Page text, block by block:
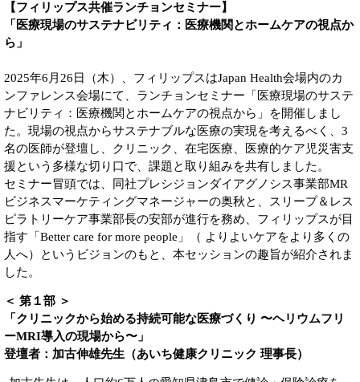
【フィリップス共催ランチョンセミナー】
「医療現場のサステナビリティ：医療機関とホームケアの視点か
ら」
2025年6月26日（木）、フィリップスはJapan Health会場内のカ
ンファレンス会場にて、ランチョンセミナー「医療現場のサステ
ナビリティ：医療機関とホームケアの視点から」を開催しまし
た。現場の視点からサステナブルな医療の実現を考えるべく、3
名の医師が登壇し、クリニック、在宅医療、医療的ケア児災害支
援という多様な切り口で、課題と取り組みを共有しました。
セミナー冒頭では、同社プレシジョンダイアグノシス事業部MR
ビジネスマーケティングマネージャーの奥秋と、スリープ＆レス
ピラトリーケア事業部長の安部が進行を務め、フィリップスが目
指す「Better care for more people」（ よりよいケアをより多くの
人へ）というビジョンのもと、本セッションの趣旨が紹介されま
した。
＜ 第１部 ＞
「クリニックから始める持続可能な医療づくり 〜ヘリウムフリ
ーMRI導入の現場から〜」
登壇者：加古伸雄先生（あいち健康クリニック 理事長）